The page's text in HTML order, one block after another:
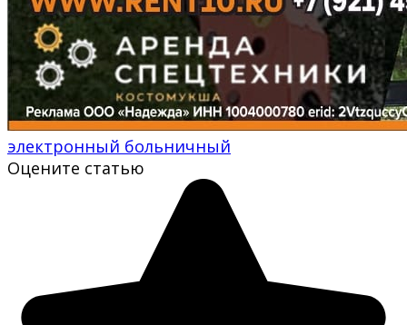
электронный больничный
Оцените статью